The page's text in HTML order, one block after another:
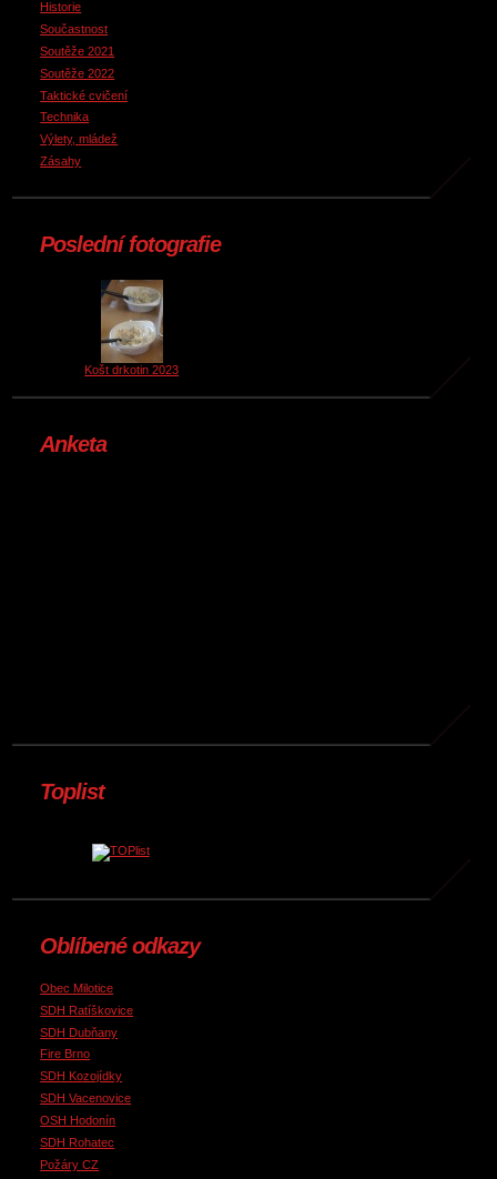
Historie
Součastnost
Soutěže 2021
Soutěže 2022
Taktické cvičení
Technika
Výlety, mládež
Zásahy
Poslední fotografie
Košt drkotin 2023
Anketa
Toplist
Oblíbené odkazy
Obec Milotice
SDH Ratíškovice
SDH Dubňany
Fire Brno
SDH Kozojídky
SDH Vacenovice
OSH Hodonín
SDH Rohatec
Požáry CZ